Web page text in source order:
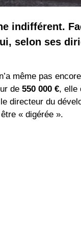
indifférent.
selon ses
même pas
de 550 000 €, elle
directeur du
« digérée ».